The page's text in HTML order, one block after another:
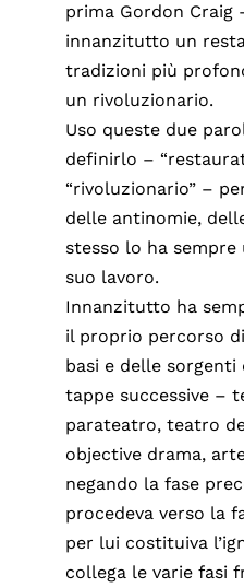
prima Gordon Craig
innanzitutto un
tradizioni più
un rivoluzionario.
Uso queste due
definirlo –
“rivoluzionario” –
delle antinomie,
stesso lo ha
suo lavoro.
Innanzitutto ha
il proprio percorso
basi e delle
tappe successive –
parateatro, teatro
objective drama,
negando la fase
procedeva verso la
per lui costituiva
collega le varie fasi